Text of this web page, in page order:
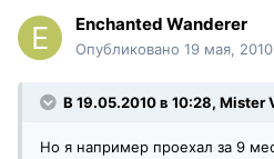
Enchanted Wanderer
Опубликовано 19 мая, 2010
В 19.05.2010 в 10:28, Mister
Но я например проехал за 9